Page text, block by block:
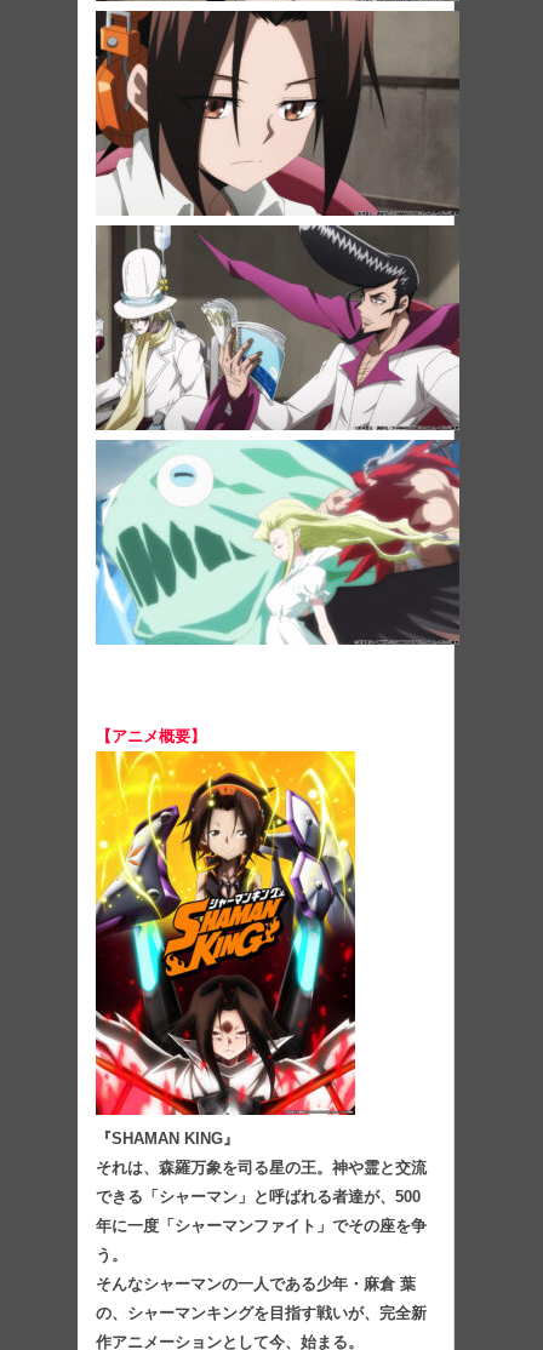
【アニメ概要】
『SHAMAN KING』
それは、森羅万象を司る星の王。神や霊と交流
できる「シャーマン」と呼ばれる者達が、500
年に⼀度「シャーマンファイト」でその座を争
う。
そんなシャーマンの⼀⼈である少年・⿇倉 葉
の、シャーマンキングを⽬指す戦いが、完全新
作アニメーションとして今、始まる。